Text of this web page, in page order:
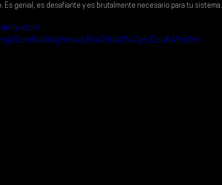
Es genial, es desafiante y es brutalmente necesario para tu sistema.
watch?